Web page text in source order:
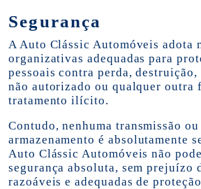
Segurança
A Auto Clássic Automóveis adota
organizativas adequadas para
pessoais contra perda, destruição,
não autorizado ou qualquer outra
tratamento ilícito.
Contudo, nenhuma transmissão ou
armazenamento é absolutamente
Auto Clássic Automóveis não
segurança absoluta, sem prejuízo
razoáveis e adequadas de